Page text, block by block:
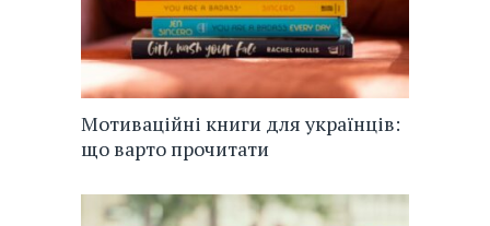
Мотиваційні книги для українців:
що варто прочитати